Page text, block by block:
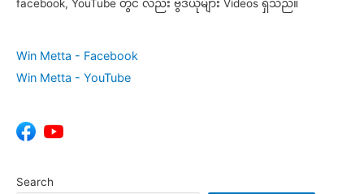
facebook, YouTube တွင် လည်း ဗွီဒီယိုများ Videos ရှိသည်။
Win Metta - Facebook
Win Metta - YouTube
Search